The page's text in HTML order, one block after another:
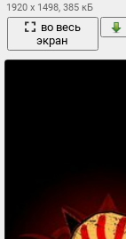
1920 x 1498, 385 кБ
во весь
экран